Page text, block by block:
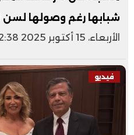
شبابها رغم وصولها لسن
الأربعاء، 15 أكتوبر 2025 12:38 م
فيديو